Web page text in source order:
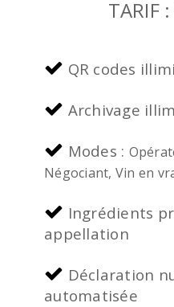
TARIF
QR codes
Archivage
Modes :
Négociant, Vin en
Ingrédients
appellation
Déclaration
automatisée